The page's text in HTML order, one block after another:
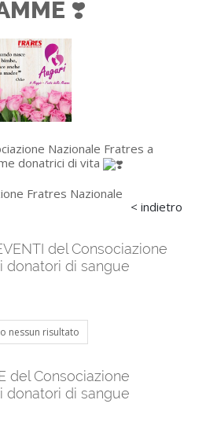
❣️
Nazionale Fratres a
donatrici di vita
Fratres Nazionale
< indietro
del Consociazione
donatori di sangue
nessun risultato
del Consociazione
donatori di sangue